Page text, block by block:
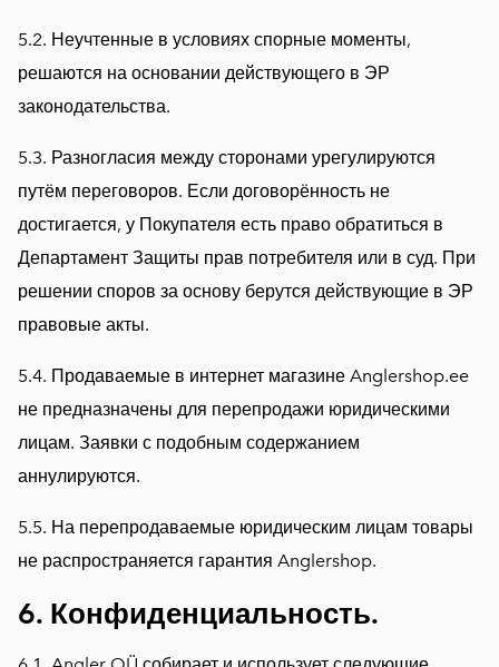
5.2. Неучтенные в условиях спорные моменты,
решаются на основании действующего в ЭР
законодательства.
5.3. Разногласия между сторонами урегулируются
путём переговоров. Если договорённость не
достигается, у Покупателя есть право обратиться в
Департамент Защиты прав потребителя или в суд. При
решении споров за основу берутся действующие в ЭР
правовые акты.
5.4. Продаваемые в интернет магазине Anglershop.ee
не предназначены для перепродажи юридическими
лицам. Заявки с подобным содержанием
аннулируются.
5.5. На перепродаваемые юридическим лицам товары
не распространяется гарантия Anglershop.
6. Конфиденциальность.